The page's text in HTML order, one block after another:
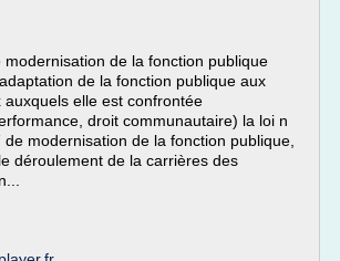
modernisation de la fonction publique
de la fonction publique aux
auxquels elle est confrontée
droit communautaire) la loi n
modernisation de la fonction publique,
déroulement de la carrières des